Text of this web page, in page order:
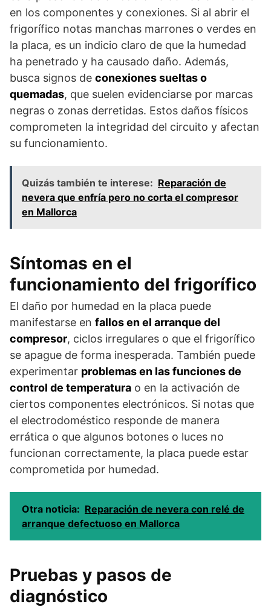
en los componentes y conexiones. Si al abrir el
frigorífico notas manchas marrones o verdes en
la placa, es un indicio claro de que la humedad
ha penetrado y ha causado daño. Además,
busca signos de conexiones sueltas o
quemadas, que suelen evidenciarse por marcas
negras o zonas derretidas. Estos daños físicos
comprometen la integridad del circuito y afectan
su funcionamiento.
Quizás también te interese: Reparación de
nevera que enfría pero no corta el compresor
en Mallorca
Síntomas en el
funcionamiento del frigorífico
El daño por humedad en la placa puede
manifestarse en fallos en el arranque del
compresor, ciclos irregulares o que el frigorífico
se apague de forma inesperada. También puede
experimentar problemas en las funciones de
control de temperatura o en la activación de
ciertos componentes electrónicos. Si notas que
el electrodoméstico responde de manera
errática o que algunos botones o luces no
funcionan correctamente, la placa puede estar
comprometida por humedad.
Otra noticia: Reparación de nevera con relé de
arranque defectuoso en Mallorca
Pruebas y pasos de
diagnóstico